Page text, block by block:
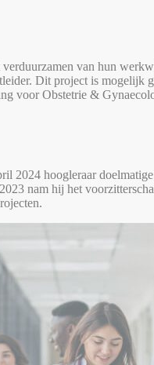
van hun
Dit project is
voor Obstetrie &
2024 hoogleraar
nam hij het